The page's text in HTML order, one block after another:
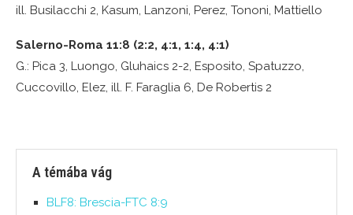
ill. Busilacchi 2, Kasum, Lanzoni, Perez, Tononi, Mattiello
Salerno-Roma 11:8 (2:2, 4:1, 1:4, 4:1)
G.: Pica 3, Luongo, Gluhaics 2-2, Esposito, Spatuzzo,
Cuccovillo, Elez, ill. F. Faraglia 6, De Robertis 2
A témába vág
BLF8: Brescia-FTC 8:9